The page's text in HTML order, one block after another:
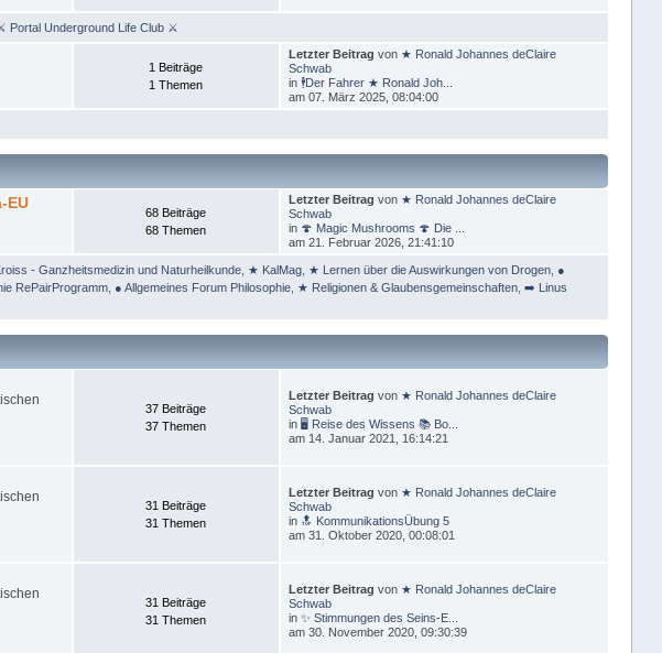
Portal Underground Life Club ⚔
1 Beiträge
1 Themen
Letzter Beitrag von ★ Ronald Johannes deClaire
Schwab
in 🕴Der Fahrer ★ Ronald Joh...
am 07. März 2025, 08:04:00
EU
68 Beiträge
68 Themen
Letzter Beitrag von ★ Ronald Johannes deClaire
Schwab
in 🍄 Magic Mushrooms 🍄 Die ...
am 21. Februar 2026, 21:41:10
- Ganzheitsmedizin und Naturheilkunde, ★ KalMag, ★ Lernen über die Auswirkungen von Drogen, ●
RePairProgramm, ● Allgemeines Forum Philosophie, ★ Religionen & Glaubensgemeinschaften, ➡️ Linus
37 Beiträge
37 Themen
Letzter Beitrag von ★ Ronald Johannes deClaire
Schwab
in 🖥 Reise des Wissens 📚 Bo...
am 14. Januar 2021, 16:14:21
31 Beiträge
31 Themen
Letzter Beitrag von ★ Ronald Johannes deClaire
Schwab
in 🔝 KommunikationsÜbung 5
am 31. Oktober 2020, 00:08:01
31 Beiträge
31 Themen
Letzter Beitrag von ★ Ronald Johannes deClaire
Schwab
in✨ Stimmungen des Seins-E...
am 30. November 2020, 09:30:39